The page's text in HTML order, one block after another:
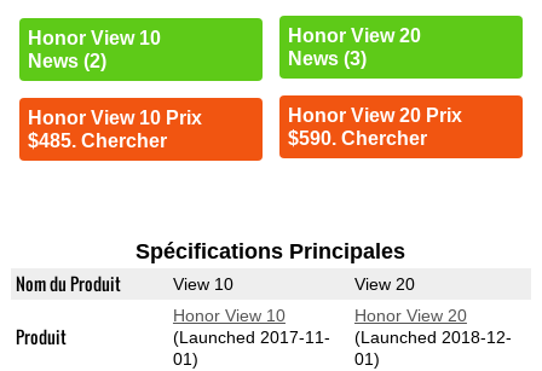
Honor View 10
News (2)
Honor View 10 Prix
$485. Chercher
Honor View 20
News (3)
Honor View 20 Prix
$590. Chercher
Spécifications Principales
Nom du Produit View 10 View 20
Produit
Honor View 10
(Launched 2017-11-
01)
Honor View 20
(Launched 2018-12-
01)